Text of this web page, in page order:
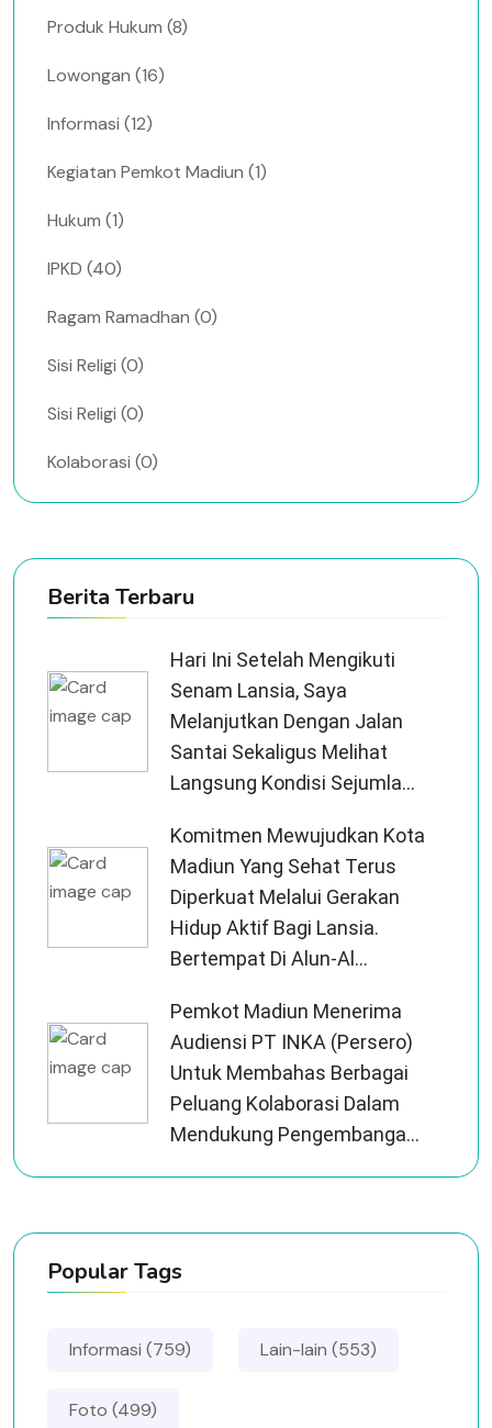
Produk Hukum (8)
Lowongan (16)
Informasi (12)
Kegiatan Pemkot Madiun (1)
Hukum (1)
IPKD (40)
Ragam Ramadhan (0)
Sisi Religi (0)
Sisi Religi (0)
Kolaborasi (0)
Berita Terbaru
Hari Ini Setelah Mengikuti
Senam Lansia, Saya
Melanjutkan Dengan Jalan
Santai Sekaligus Melihat
Langsung Kondisi Sejumla...
Komitmen Mewujudkan Kota
Madiun Yang Sehat Terus
Diperkuat Melalui Gerakan
Hidup Aktif Bagi Lansia.
Bertempat Di Alun-Al...
Pemkot Madiun Menerima
Audiensi PT INKA (Persero)
Untuk Membahas Berbagai
Peluang Kolaborasi Dalam
Mendukung Pengembanga...
Popular Tags
Informasi (759) Lain-lain (553)
Foto (499)